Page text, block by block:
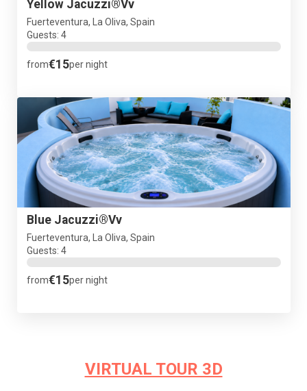
Yellow Jacuzzi®Vv
Fuerteventura, La Oliva, Spain
Guests: 4
from€15per night
Blue Jacuzzi®Vv
Fuerteventura, La Oliva, Spain
Guests: 4
from€15per night
VIRTUAL TOUR 3D